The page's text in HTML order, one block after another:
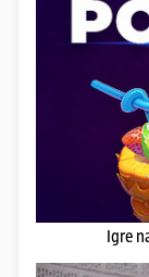
Igre